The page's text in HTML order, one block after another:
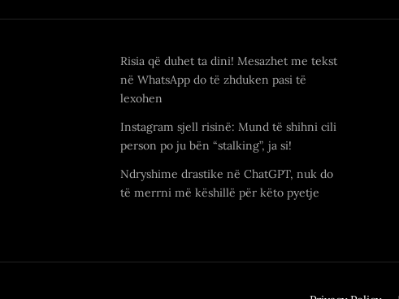
Risia që duhet ta dini! Mesazhet me tekst
në WhatsApp do të zhduken pasi të
lexohen
Instagram sjell risinë: Mund të shihni cili
person po ju bën “stalking”, ja si!
Ndryshime drastike në ChatGPT, nuk do
të merrni më këshillë për këto pyetje